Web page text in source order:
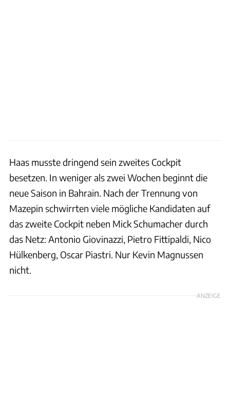
Haas musste dringend sein zweites Cockpit
besetzen. In weniger als zwei Wochen beginnt die
neue Saison in Bahrain. Nach der Trennung von
Mazepin schwirrten viele mögliche Kandidaten auf
das zweite Cockpit neben Mick Schumacher durch
das Netz: Antonio Giovinazzi, Pietro Fittipaldi, Nico
Hülkenberg, Oscar Piastri. Nur Kevin Magnussen
nicht.
ANZEIGE